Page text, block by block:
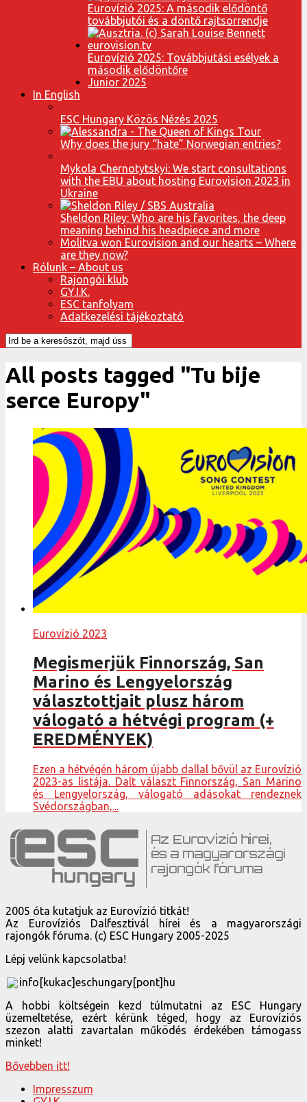
Eurovízió 2025: A második elődöntő
továbbjutói és a döntő rajtsorrendje
Eurovízió 2025: Továbbjutási esélyek a
második elődöntőre
Junior 2025
In English
ESC Hungary Közös Nézés 2025
Why does the jury “hate” Norwegian entries?
Mykola Chernotytskyi: We start consultations
with the EBU about hosting Eurovision 2023 in
Ukraine
Sheldon Riley: Who are his favorites, the deep
meaning behind his headpiece and more
Molitva won Eurovision and our hearts – Where
are they now?
Rólunk – About us
Rajongói klub
GY.I.K.
ESC tanfolyam
Adatkezelési tájékoztató
All posts tagged "Tu bije
serce Europy"
Eurovízió 2023
Megismerjük Finnország, San
Marino és Lengyelország
választottjait plusz három
válogató a hétvégi program (+
EREDMÉNYEK)
Ezen a hétvégén három újabb dallal bővül az Eurovízió
2023-as listája. Dalt választ Finnország, San Marino
és Lengyelország, válogató adásokat rendeznek
Svédországban,...
2005 óta kutatjuk az Eurovízió titkát!
Az Eurovíziós Dalfesztivál hírei és a magyarországi
rajongók fóruma. (c) ESC Hungary 2005-2025
Lépj velünk kapcsolatba!
info[kukac]eschungary[pont]hu
A hobbi költségein kezd túlmutatni az ESC Hungary
üzemeltetése, ezért kérünk téged, hogy az Eurovíziós
szezon alatti zavartalan működés érdekében támogass
minket!
Bővebben itt!
Impresszum